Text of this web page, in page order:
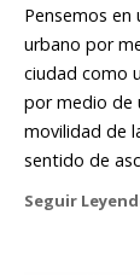
Pensemos en
urbano por
ciudad como
por medio de
movilidad de
sentido de
Seguir